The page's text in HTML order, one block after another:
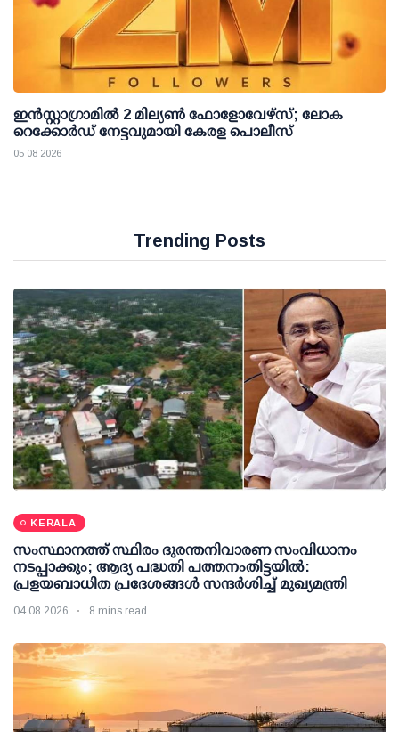
ഇന്‍സ്റ്റാഗ്രാമില്‍ 2 മില്യണ്‍ ഫോളോവേഴ്സ്; ലോക
റെക്കോര്‍ഡ് നേട്ടവുമായി കേരള പൊലീസ്
05 08 2026
Trending Posts
KERALA
സംസ്ഥാനത്ത് സ്ഥിരം ദുരന്തനിവാരണ സംവിധാനം
നടപ്പാക്കും; ആദ്യ പദ്ധതി പത്തനംതിട്ടയില്‍:
പ്രളയബാധിത പ്രദേശങ്ങള്‍ സന്ദര്‍ശിച്ച് മുഖ്യമന്ത്രി
04 08 2026 8 mins read